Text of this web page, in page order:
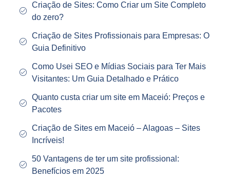
Criação de Sites: Como Criar um Site Completo
do zero?
Criação de Sites Profissionais para Empresas: O
Guia Definitivo
Como Usei SEO e Mídias Sociais para Ter Mais
Visitantes: Um Guia Detalhado e Prático
Quanto custa criar um site em Maceió: Preços e
Pacotes
Criação de Sites em Maceió – Alagoas – Sites
Incríveis!
50 Vantagens de ter um site profissional:
Benefícios em 2025